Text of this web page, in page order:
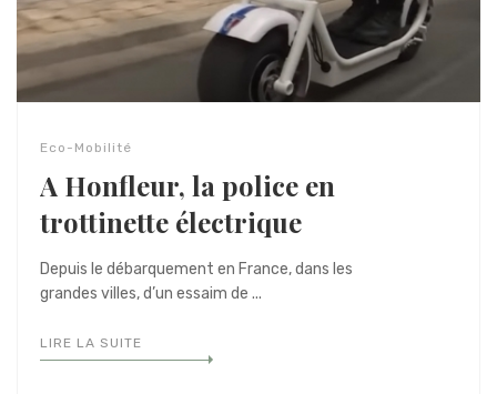
Eco-Mobilité
A Honfleur, la police en
trottinette électrique
Depuis le débarquement en France, dans les
grandes villes, d’un essaim de ...
LIRE LA SUITE